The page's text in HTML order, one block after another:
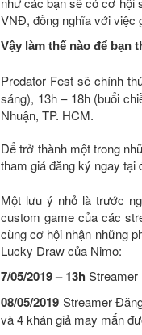
VNĐ, đồng nghĩa với việc
Vậy làm thế nào để bạn
Predator Fest sẽ chính
sáng), 13h – 18h (buổi
Nhuận, TP. HCM.
Để trở thành một trong
tham giá đăng ký ngay tại
Một lưu ý nhỏ là trước
custom game của các
cùng cơ hội nhận những
Lucky Draw của Nimo:
7/05/2019 – 13h Streamer
08/05/2019 Streamer
và 4 khán giả may mắn